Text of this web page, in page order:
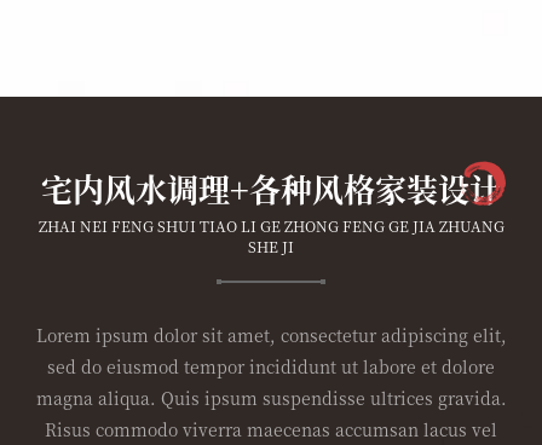
宅内风水调理+各种风格家装设计
ZHAI NEI FENG SHUI TIAO LI GE ZHONG FENG GE JIA ZHUANG
SHE JI
Lorem ipsum dolor sit amet, consectetur adipiscing elit,
sed do eiusmod tempor incididunt ut labore et dolore
magna aliqua. Quis ipsum suspendisse ultrices gravida.
Risus commodo viverra maecenas accumsan lacus vel